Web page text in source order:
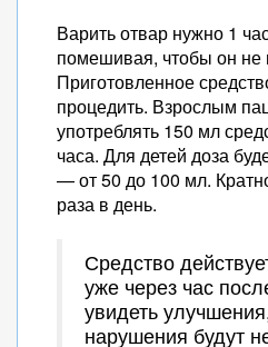
Варить отвар нужно 1
помешивая, чтобы он не
Приготовленное
процедить. Взрослым
употреблять 150 мл
часа. Для детей доза
— от 50 до 100 мл.
раза в день.
Средство
уже через час
увидеть
нарушения будут